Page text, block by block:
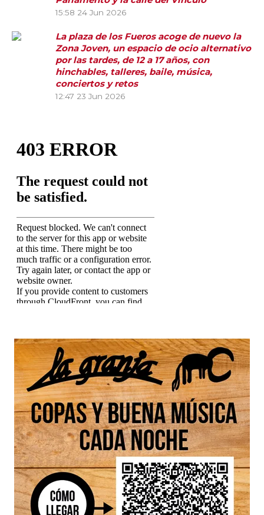
15:58 24 Jun 2026
La plaza de los Fueros acoge de nuevo la
Zona Joven, un espacio de ocio alternativo
por las tardes, de 12 a 17 años, con
hinchables, talleres, baile, música,
conciertos y retos
12:47 23 Jun 2026